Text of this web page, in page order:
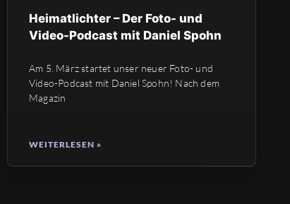
Heimatlichter – Der Foto- und
Video-Podcast mit Daniel Spohn
Am 5. März startet unser neuer Foto- und
Video-Podcast mit Daniel Spohn! Nach dem
Magazin
WEITERLESEN »